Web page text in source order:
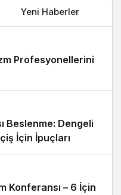
Yeni Haberler
Profesyonellerini
Beslenme: Dengeli
İçin İpuçları
Konferansı – 6 İçin